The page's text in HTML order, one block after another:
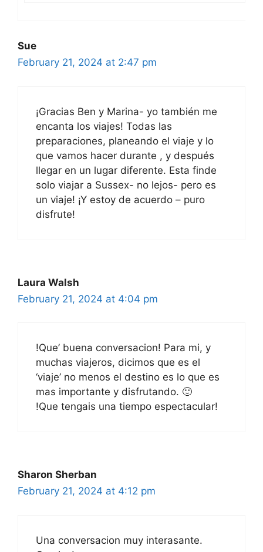
Sue
February 21, 2024 at 2:47 pm
¡Gracias Ben y Marina- yo también me
encanta los viajes! Todas las
preparaciones, planeando el viaje y lo
que vamos hacer durante , y después
llegar en un lugar diferente. Esta finde
solo viajar a Sussex- no lejos- pero es
un viaje! ¡Y estoy de acuerdo – puro
disfrute!
Laura Walsh
February 21, 2024 at 4:04 pm
!Que’ buena conversacion! Para mi, y
muchas viajeros, dicimos que es el
‘viaje’ no menos el destino es lo que es
mas importante y disfrutando. 🙂
!Que tengais una tiempo espectacular!
Sharon Sherban
February 21, 2024 at 4:12 pm
Una conversacion muy interasante.